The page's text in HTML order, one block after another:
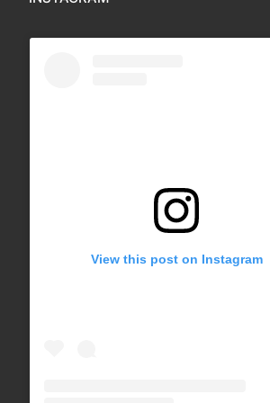
View this post on Instagram